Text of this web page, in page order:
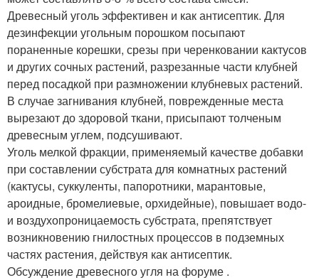
Древесный уголь эффективен и как антисептик. Для
дезинфекции угольным порошком посыпают
пораненные корешки, срезы при черенковании кактусов
и других сочных растений, разрезанные части клубней
перед посадкой при размножении клубневых растений.
В случае загнивания клубней, поврежденные места
вырезают до здоровой ткани, присыпают толченым
древесным углем, подсушивают.
Уголь мелкой фракции, применяемый качестве добавки
при составлении субстрата для комнатных растений
(кактусы, суккуленты, папоротники, марантовые,
ароидные, бромелиевые, орхидейные), повышает водо-
и воздухопроницаемость субстрата, препятствует
возникновению гнилостных процессов в подземных
частях растения, действуя как антисептик.
Обсуждение древесного угля на форуме .